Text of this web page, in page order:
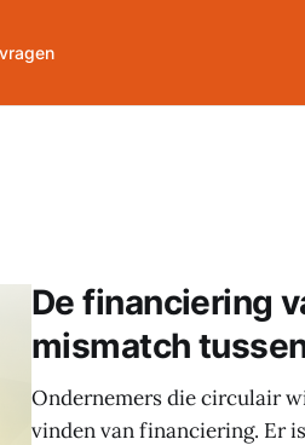
De financiering
mismatch
Ondernemers die circulair
vinden van financiering. Er